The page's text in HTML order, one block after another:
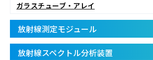
ガラスチューブ・アレイ
放射線測定モジュール
放射線スペクトル分析装置